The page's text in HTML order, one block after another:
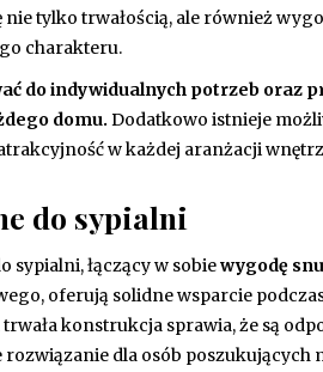
tylko trwałością, ale również
charakteru.
do indywidualnych potrzeb oraz
domu. Dodatkowo istnieje
w każdej aranżacji
do sypialni
sypialni, łączący w sobiewygodę snu
oferują solidne wsparcie
konstrukcja sprawia, że są
dla osób poszukujących